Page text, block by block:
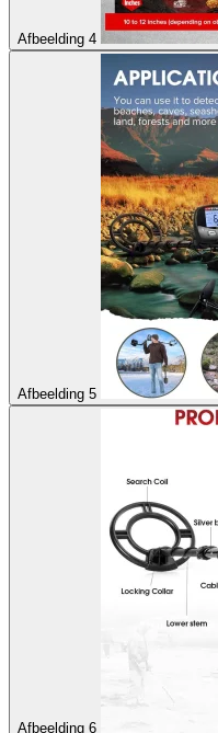
Afbeelding 4
Afbeelding 5
Afbeelding 6